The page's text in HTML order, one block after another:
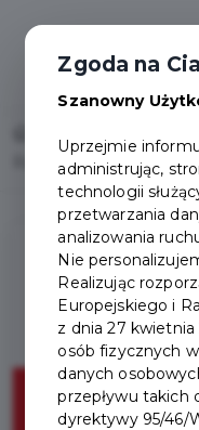
Rządowy „Poradnik
Zgoda na
Szanowny
Uprzejmie
administrując,
technologii
przetwarzania
analizowania
Nie
Realizując
Europejskiego i
z dnia 27 kwietnia
osób fizycznych
danych
przepływu takich
dyrektywy 95/46/